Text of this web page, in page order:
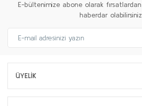
E-bültenimize abone olarak
haberdar olabilirsiniz.
ÜYELİK